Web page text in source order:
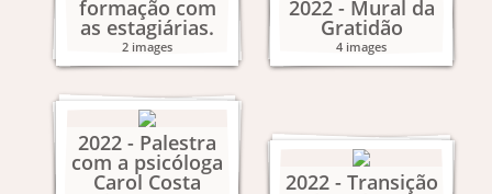
formação com
as estagiárias.
2 images
2022 - Mural da
Gratidão
4 images
2022 - Palestra
com a psicóloga
Carol Costa 2022 - Transição